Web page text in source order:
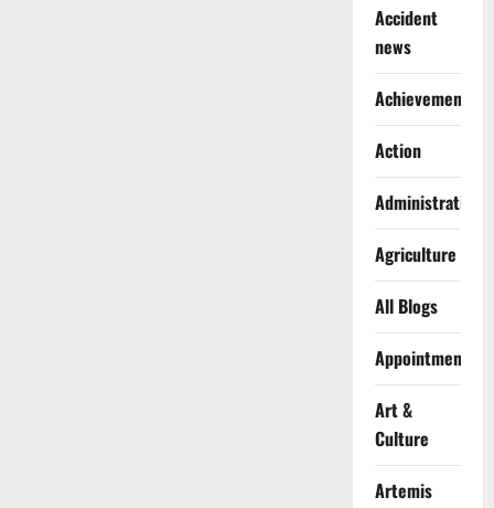
Accident
news
Achievements
Action
Administration
Agriculture
All Blogs
Appointments
Art &
Culture
Artemis